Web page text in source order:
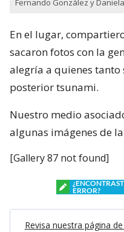
Fernando González y
En el lugar,
sacaron fotos con la
alegría a quienes
posterior tsunami.
Nuestro medio
algunas imágenes de
[Gallery 87 not found]
ERROR?
Revisa nuestra página